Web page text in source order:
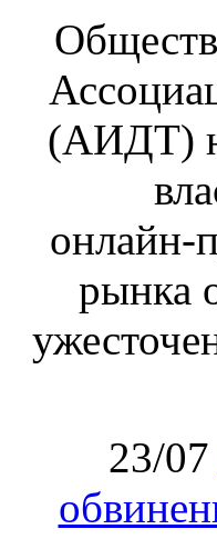
(АИДТ)
рынка
23/07